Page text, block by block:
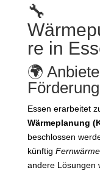
🔧
re in
🌍
Essen erarbeitet
Wärmeplanung
beschlossen
künftig Fernwärme,
andere Lösungen